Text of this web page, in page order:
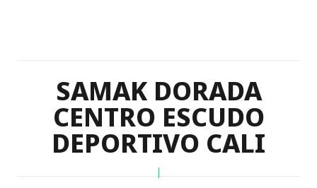
SAMAK DORADA
CENTRO ESCUDO
DEPORTIVO CALI
|